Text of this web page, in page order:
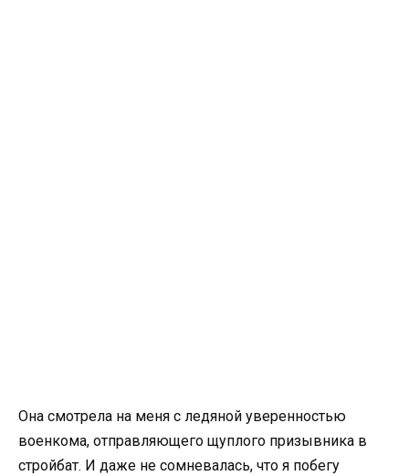
Она смотрела на меня с ледяной уверенностью
военкома, отправляющего щуплого призывника в
стройбат. И даже не сомневалась, что я побегу